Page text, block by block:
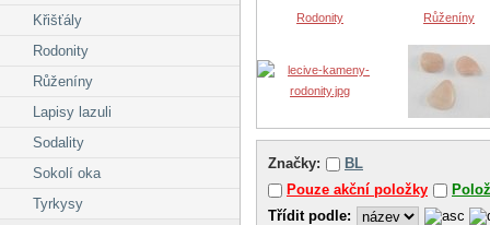
Křišťály
Rodonity
Růženíny
Lapisy lazuli
Sodality
Sokolí oka
Tyrkysy
Rodonity Růženíny
Značky:
BL
Pouze akční položky
Třídit podle: